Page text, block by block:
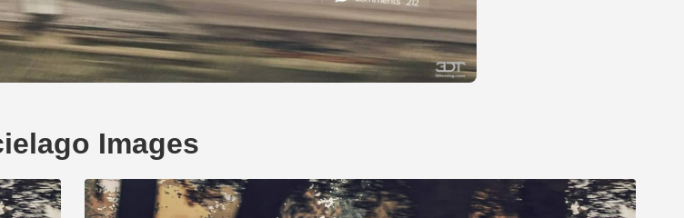
Images